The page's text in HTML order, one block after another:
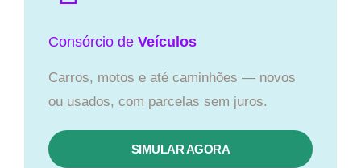
Consórcio de Veículos
Carros, motos e até caminhões — novos
ou usados, com parcelas sem juros.
SIMULAR AGORA